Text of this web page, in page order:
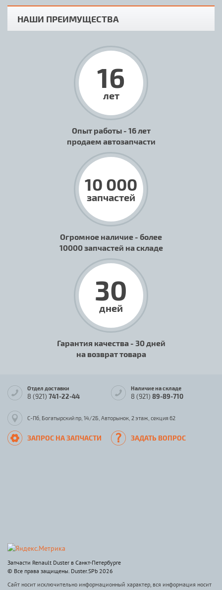
НАШИ ПРЕИМУЩЕСТВА
16
лет
Опыт работы - 16 лет
продаем автозапчасти
10 000
запчастей
Огромное наличие - более
10000 запчастей на складе
30
дней
Гарантия качества - 30 дней
на возврат товара
Отдел доставки
8 (921) 741-22-44
Наличие на складе
8 (921) 89-89-710
С-Пб, Богатырский пр, 14/2Б, Авторынок, 2 этаж, секция 62
ЗАПРОС НА ЗАПЧАСТИ ЗАДАТЬ ВОПРОС
Запчасти Renault Duster в Санкт-Петербурге
© Все права защищены. Duster.SPb 2026
Сайт носит исключительно информационный характер, вся информация носит